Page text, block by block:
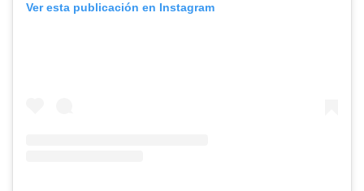
Ver esta publicación en Instagram